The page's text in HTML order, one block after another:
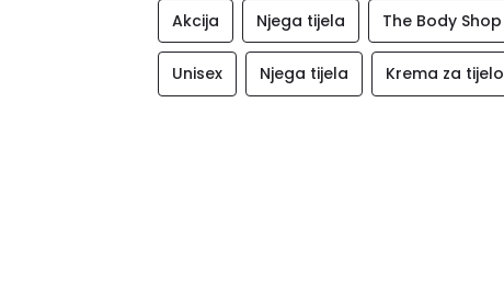
Akcija Njega tijela The Body Shop
Unisex Njega tijela Krema za tijelo